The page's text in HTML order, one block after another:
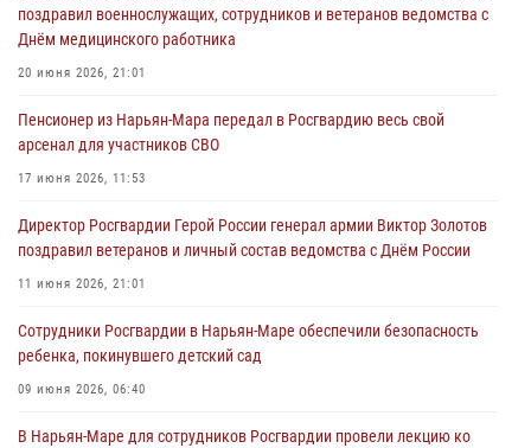
поздравил военнослужащих, сотрудников и ветеранов ведомства с
Днём медицинского работника
20 июня 2026, 21:01
Пенсионер из Нарьян-Мара передал в Росгвардию весь свой
арсенал для участников СВО
17 июня 2026, 11:53
Директор Росгвардии Герой России генерал армии Виктор Золотов
поздравил ветеранов и личный состав ведомства с Днём России
11 июня 2026, 21:01
Сотрудники Росгвардии в Нарьян-Маре обеспечили безопасность
ребенка, покинувшего детский сад
09 июня 2026, 06:40
В Нарьян-Маре для сотрудников Росгвардии провели лекцию ко